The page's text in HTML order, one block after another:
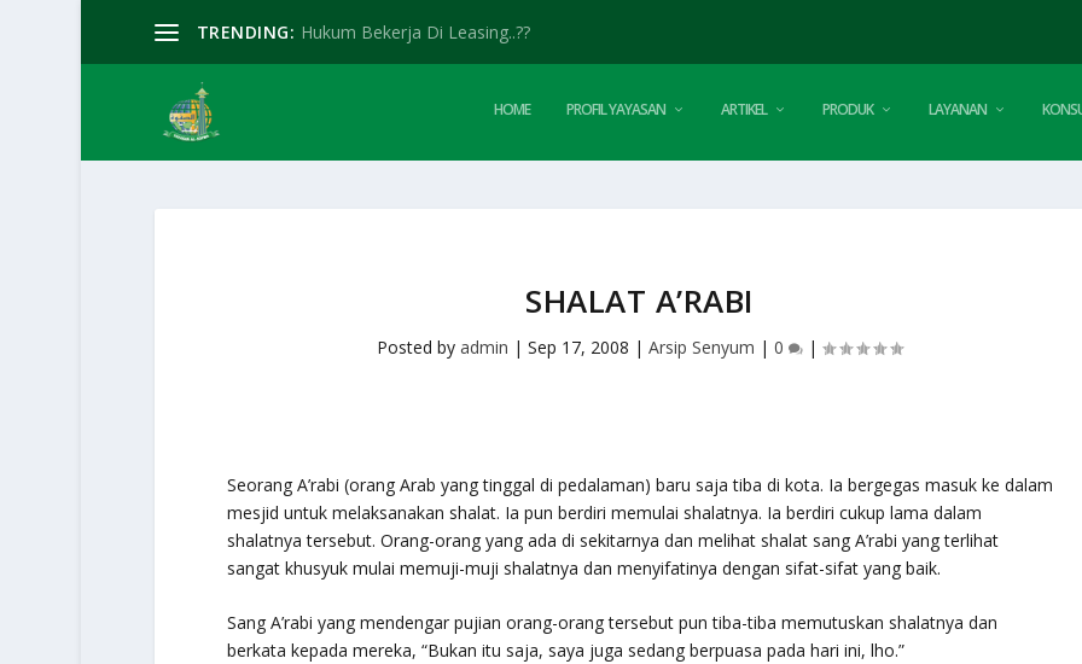
TRENDING: Hukum Bekerja Di Leasing..??
HOME PROFIL YAYASAN ARTIKEL PRODUK LAYANAN
SHALAT A’RABI
Posted byadmin |Sep 17, 2008 |Arsip Senyum |0 |
Seorang A’rabi (orang Arab yang tinggal di pedalaman) baru saja tiba di kota. Ia bergegas masuk ke dalam
mesjid untuk melaksanakan shalat. Ia pun berdiri memulai shalatnya. Ia berdiri cukup lama dalam
shalatnya tersebut. Orang-orang yang ada di sekitarnya dan melihat shalat sang A’rabi yang terlihat
sangat khusyuk mulai memuji-muji shalatnya dan menyifatinya dengan sifat-sifat yang baik.
Sang A’rabi yang mendengar pujian orang-orang tersebut pun tiba-tiba memutuskan shalatnya dan
berkata kepada mereka, “Bukan itu saja, saya juga sedang berpuasa pada hari ini, lho.”